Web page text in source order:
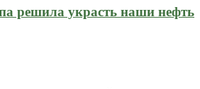
решила украсть наши нефть